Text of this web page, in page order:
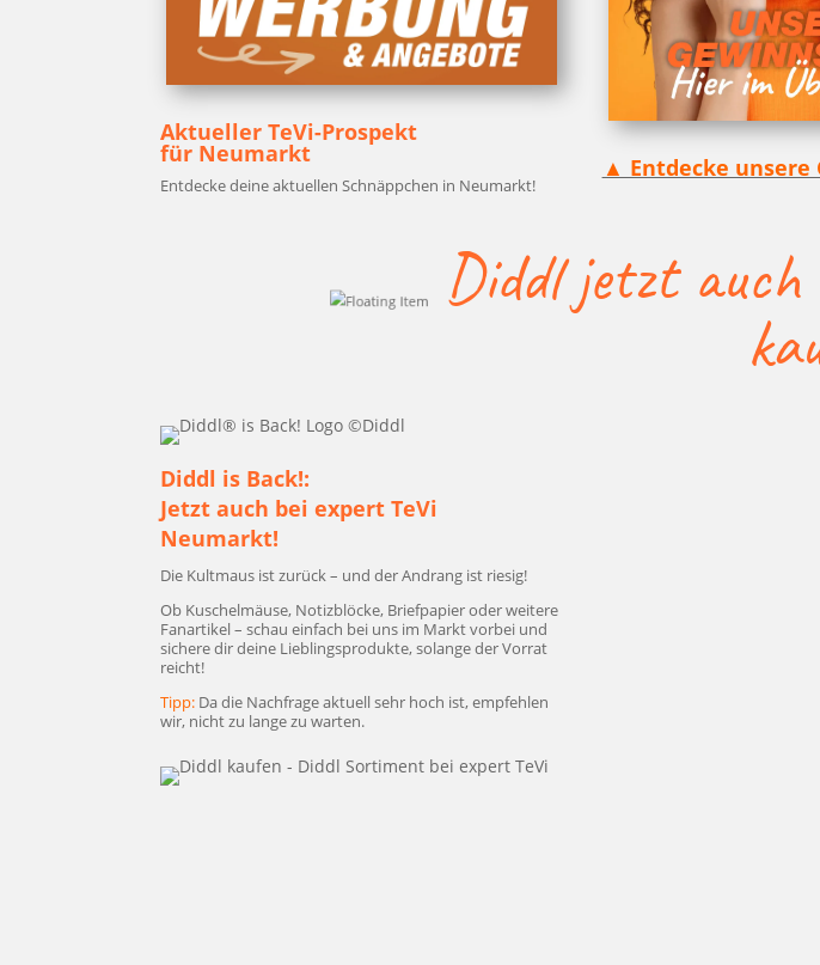
Aktu­el­ler TeVi-Pro­spekt
für Neu­markt
Ent­de­cke dei­ne aktu­el­len Schnäpp­chen in Neumarkt!
▲ Ent­de­cke unse­re
Diddl jetzt auch
Diddl is Back!:
Jetzt auch bei expert TeVi
Neumarkt!
Die Kult­maus ist zurück – und der Andrang ist riesig!
Ob Kuschel­mäu­se, Notiz­blö­cke, Brief­pa­pier oder wei­te­re
Fan­ar­ti­kel – schau ein­fach bei uns im Markt vor­bei und
siche­re dir dei­ne Lieb­lings­pro­duk­te, solan­ge der Vor­rat
reicht!
Tipp: Da die Nach­fra­ge aktu­ell sehr hoch ist, emp­feh­len
wir, nicht zu lan­ge zu warten.